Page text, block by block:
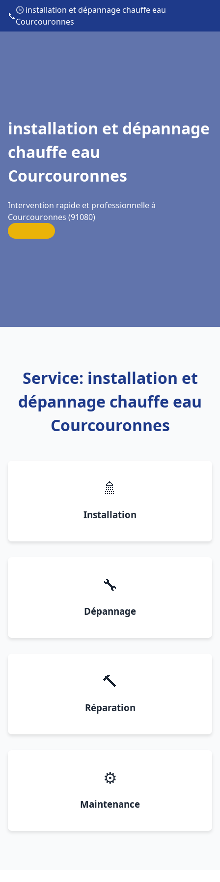
📞
🕒 installation et dépannage chauffe eau
Courcouronnes
installation et dépannage
chauffe eau
Courcouronnes
Intervention rapide et professionnelle à
Courcouronnes (91080)
Service: installation et
dépannage chauffe eau
Courcouronnes
🚿
Installation
🔧
Dépannage
🔨
Réparation
⚙️
Maintenance